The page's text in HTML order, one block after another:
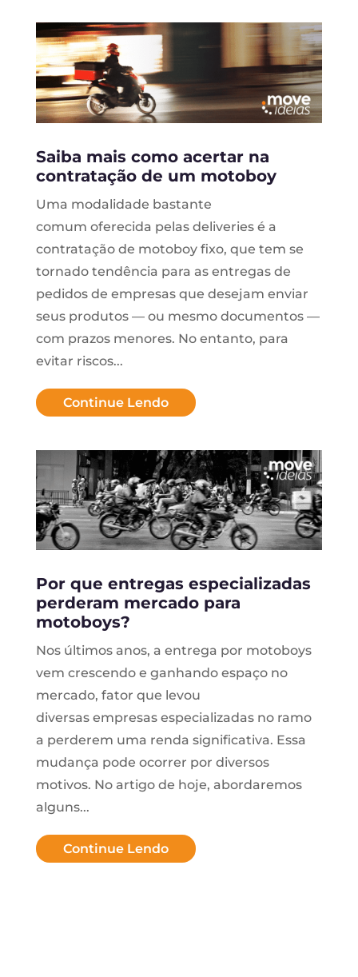
Saiba mais como acertar na
contratação de um motoboy
Uma modalidade bastante
comum oferecida pelas deliveries é a
contratação de motoboy fixo, que tem se
tornado tendência para as entregas de
pedidos de empresas que desejam enviar
seus produtos — ou mesmo documentos —
com prazos menores. No entanto, para
evitar riscos...
Continue Lendo
Por que entregas especializadas
perderam mercado para
motoboys?
Nos últimos anos, a entrega por motoboys
vem crescendo e ganhando espaço no
mercado, fator que levou
diversas empresas especializadas no ramo
a perderem uma renda significativa. Essa
mudança pode ocorrer por diversos
motivos. No artigo de hoje, abordaremos
alguns...
Continue Lendo